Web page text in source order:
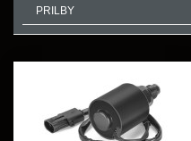
PRILBY